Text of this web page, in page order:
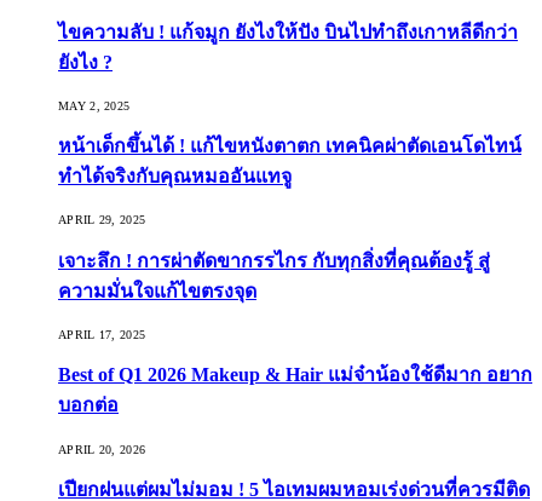
ไขความลับ ! แก้จมูก ยังไงให้ปัง บินไปทำถึงเกาหลีดีกว่า
ยังไง ?
MAY 2, 2025
หน้าเด็กขึ้นได้ ! แก้ไขหนังตาตก เทคนิคผ่าตัดเอนโดไทน์
ทำได้จริงกับคุณหมออันแทจู
APRIL 29, 2025
เจาะลึก ! การผ่าตัดขากรรไกร กับทุกสิ่งที่คุณต้องรู้ สู่
ความมั่นใจแก้ไขตรงจุด
APRIL 17, 2025
Best of Q1 2026 Makeup & Hair แม่จ๋าน้องใช้ดีมาก อยาก
บอกต่อ
APRIL 20, 2026
เปียกฝนแต่ผมไม่มอม ! 5 ไอเทมผมหอมเร่งด่วนที่ควรมีติด